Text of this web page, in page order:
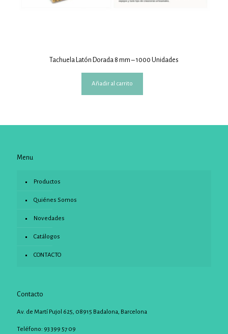
Tachuela Latón Dorada 8 mm – 1000 Unidades
Añadir al carrito
Menu
Productos
Quiénes Somos
Novedades
Catálogos
CONTACTO
Contacto
Av. de Martí Pujol 625, 08915 Badalona, Barcelona
Teléfono: 93 399 57 09